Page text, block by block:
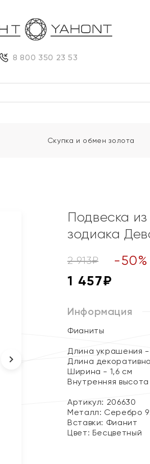
8 800 350 23 53
Скупка и обмен золота
Подвеска
зодиака
2 913₽ -50%
1 457₽
Информация
Фианиты
Длина украшения -
Длина
Ширина - 1,6 см
Внутренняя
Артикул: 206630
Металл: Серебро
Вставки: Фианит
Цвет: Бесцветный